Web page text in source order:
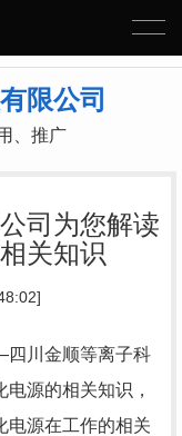
限公司
、推广
司为您解读
关知识
川金顺等离子科
源的相关知识，
电源在工作的相关